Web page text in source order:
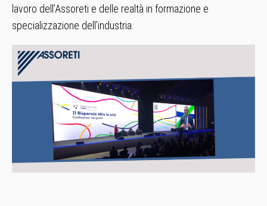
lavoro dell’Assoreti e delle realtà in formazione e
specializzazione dell’industria.